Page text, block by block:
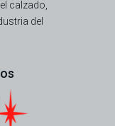
calzado,
del